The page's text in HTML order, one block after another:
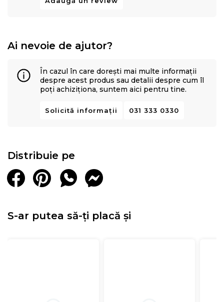
calitatea somnului prin stratul suplimentar de
prelungind durabilitatea intregului sistem.
Ai nevoie de ajutor?
În cazul în care dorești mai multe informații
despre acest produs sau detalii despre cum îl
poți achiziționa, suntem aici pentru tine.
Solicită informații 031 333 0330
Distribuie pe
S-ar putea să-ți placă și